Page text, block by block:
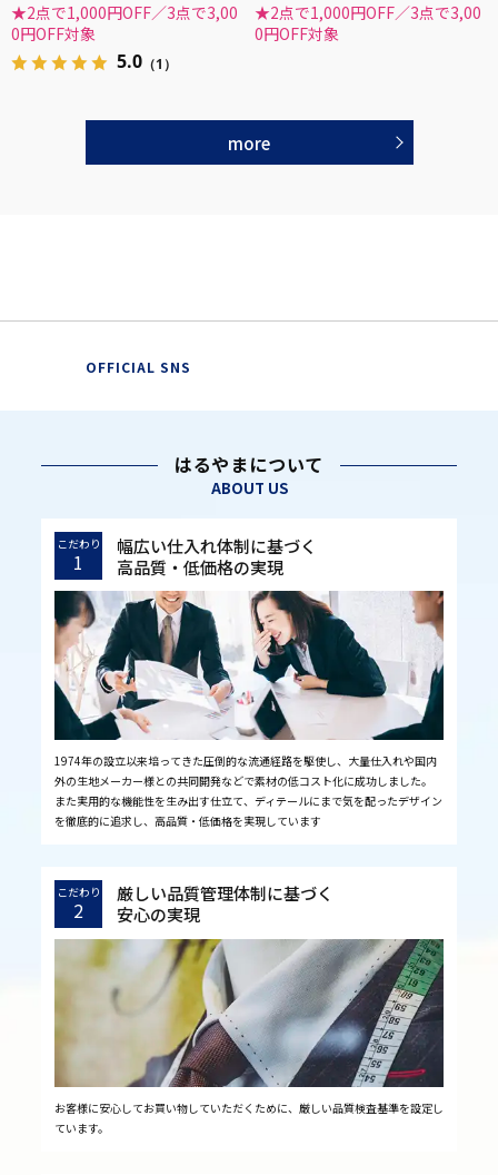
★2点で1,000円OFF／3点で3,00
0円OFF対象
5.0 （1）
★2点で1,000円OFF／3点で3,00
0円OFF対象
more
OFFICIAL SNS
はるやまについて
ABOUT US
こだわり
1
幅広い仕入れ体制に基づく
高品質・低価格の実現
1974年の設立以来培ってきた圧倒的な流通経路を駆使し、大量仕入れや国内
外の生地メーカー様との共同開発などで素材の低コスト化に成功しました。
また実用的な機能性を生み出す仕立て、ディテールにまで気を配ったデザイン
を徹底的に追求し、高品質・低価格を実現しています
こだわり
2
厳しい品質管理体制に基づく
安心の実現
お客様に安心してお買い物していただくために、厳しい品質検査基準を設定し
ています。